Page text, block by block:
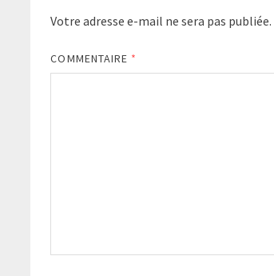
Votre adresse e-mail ne sera pas publiée.
COMMENTAIRE *